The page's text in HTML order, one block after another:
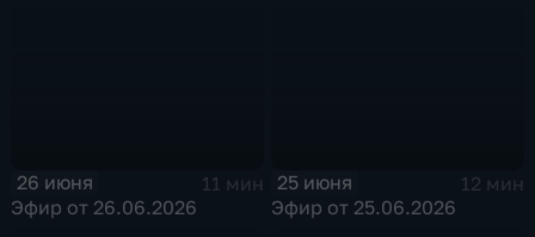
26 июня
11 мин
Эфир от 26.06.2026
25 июня
12 мин
Эфир от 25.06.2026